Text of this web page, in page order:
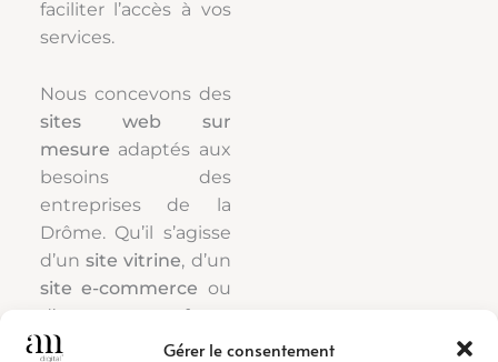
Gérer le consentement
faciliter l’accès à vos
services.
Nous concevons des
sites web sur
mesure adaptés aux
besoins des
entreprises de la
Drôme. Qu’il s’agisse
d’unsite vitrine, d’un
site e-commerce ou
d’une refonte
complète, chaque